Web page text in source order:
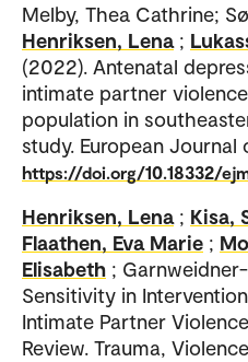
Melby, Thea Cathrine;
Henriksen, Lena ;
(2022). Antenatal
intimate partner
population in
study. European
https://doi.org/10.18332/
Henriksen, Lena ; Kisa,
Flaathen, Eva Marie ;
Elisabeth ;
Sensitivity in
Intimate Partner
Review. Trauma,